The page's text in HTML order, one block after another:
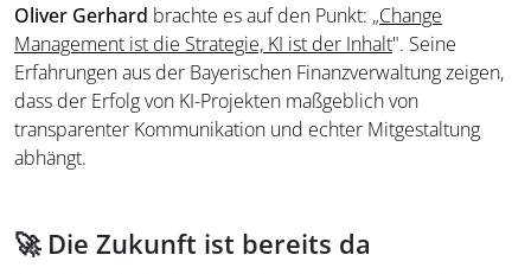
Oliver Gerhard brachte es auf den Punkt: „Change
Management ist die Strategie, KI ist der Inhalt". Seine
Erfahrungen aus der Bayerischen Finanzverwaltung zeigen,
dass der Erfolg von KI-Projekten maßgeblich von
transparenter Kommunikation und echter Mitgestaltung
abhängt.
🚀 Die Zukunft ist bereits da